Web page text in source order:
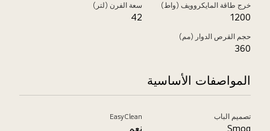
خرج طاقة المايكروويف (واط)
1200
سعة الفرن (لتر)
42
حجم القرص الدوار (مم)
360
المواصفات الأساسية
تصميم الباب
Smog
EasyClean
نعم